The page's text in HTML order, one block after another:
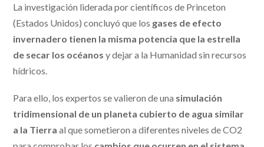
La investigación liderada por científicos de Princeton
(Estados Unidos) concluyó que los gases de efecto
invernadero tienen la misma potencia que la estrella
de secar los océanosy dejar a la Humanidad sin recursos
hídricos.
Para ello, los expertos se valieron de una simulación
tridimensional de un planeta cubierto de agua similar
a la Tierraal que sometieron a diferentes niveles de CO2